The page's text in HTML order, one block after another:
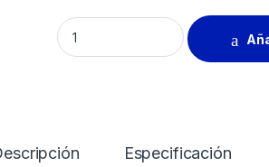
GANI COLCHON SILVER FLEX
Especificación